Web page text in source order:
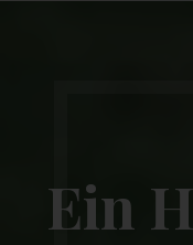
Ein